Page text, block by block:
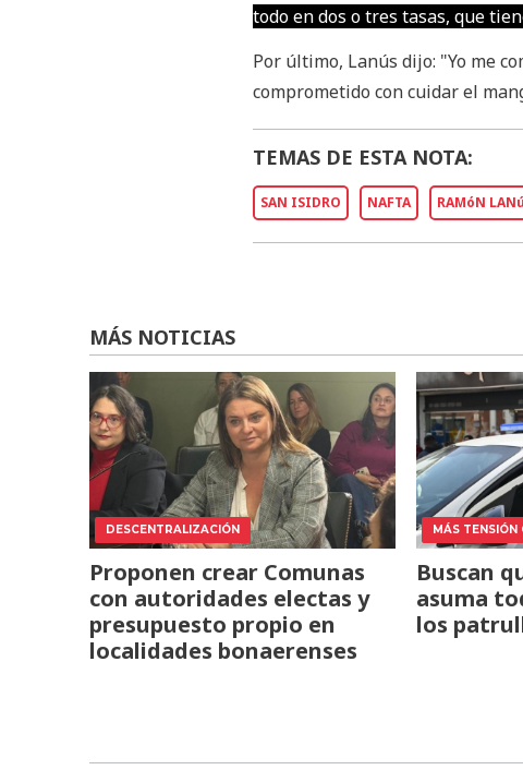
todo en dos o tres tasas, que
Por último, Lanús dijo: "Yo me
comprometido con cuidar el
TEMAS DE ESTA NOTA:
SAN ISIDRO NAFTA RAMóN
MÁS NOTICIAS
DESCENTRALIZACIÓN
Proponen crear Comunas
con autoridades electas y
presupuesto propio en
localidades bonaerenses
MÁS TENSIÓN
Buscan
asuma
los